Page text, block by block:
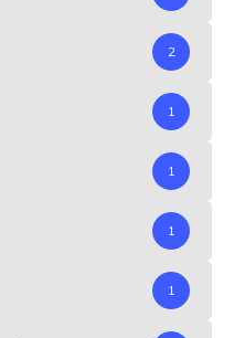
2
1
1
1
1